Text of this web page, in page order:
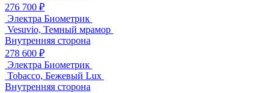
276 700 ₽
Электра Биометрик
Vesuvio, Темный мрамор
Внутренняя сторона
278 600 ₽
Электра Биометрик
Tobacco, Бежевый Lux
Внутренняя сторона